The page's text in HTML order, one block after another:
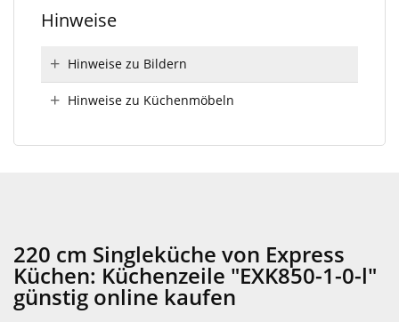
Hinweise
Hinweise zu Bildern
Hinweise zu Küchenmöbeln
220 cm Singleküche von Express
Küchen: Küchenzeile "EXK850-1-0-l"
günstig online kaufen